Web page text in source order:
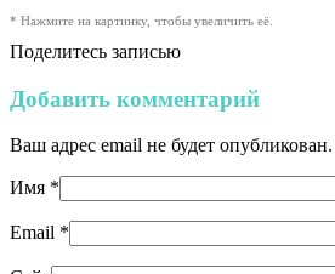
* Нажмите на картинку, чтобы увеличить её.
Поделитесь записью
Добавить комментарий
Ваш адрес email не будет опубликован.
Имя *
Email *